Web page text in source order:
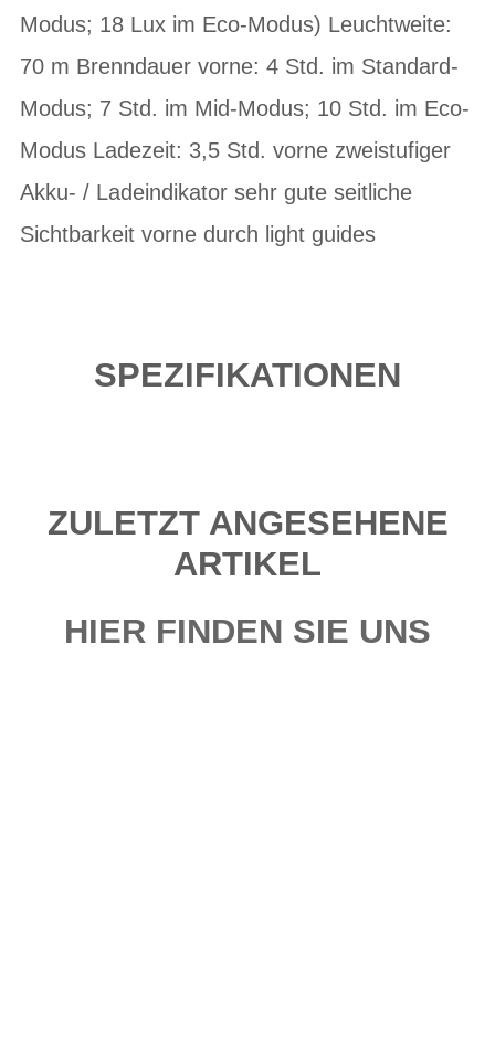
Modus; 18 Lux im Eco-Modus) Leuchtweite:
70 m Brenndauer vorne: 4 Std. im Standard-
Modus; 7 Std. im Mid-Modus; 10 Std. im Eco-
Modus Ladezeit: 3,5 Std. vorne zweistufiger
Akku- / Ladeindikator sehr gute seitliche
Sichtbarkeit vorne durch light guides
SPEZIFIKATIONEN
ZULETZT ANGESEHENE
ARTIKEL
HIER FINDEN SIE UNS